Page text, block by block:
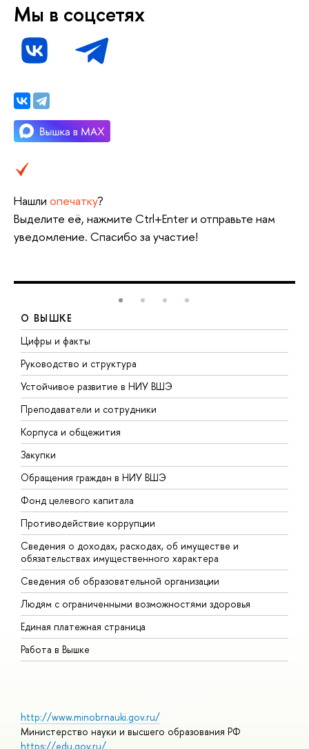
Мы в соцсетях
Нашли опечатку?
Выделите её, нажмите Ctrl+Enter и отправьте нам
уведомление. Спасибо за участие!
О ВЫШКЕ
Цифры и факты
Руководство и структура
Устойчивое развитие в НИУ ВШЭ
Преподаватели и сотрудники
Корпуса и общежития
Закупки
Обращения граждан в НИУ ВШЭ
Фонд целевого капитала
Противодействие коррупции
Сведения о доходах, расходах, об имуществе и
обязательствах имущественного характера
Сведения об образовательной организации
Людям с ограниченными возможностями здоровья
Единая платежная страница
Работа в Вышке
http://www.minobrnauki.gov.ru/
Министерство науки и высшего образования РФ
https://edu.gov.ru/